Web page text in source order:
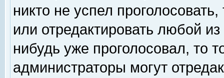
никто не успел
или отредактировать любой
нибудь уже проголосовал, то
администраторы могут